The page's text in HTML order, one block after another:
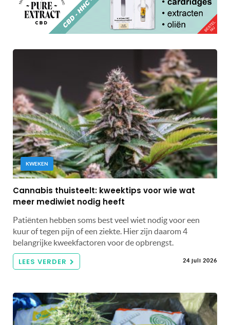
KWEKEN
Cannabis thuisteelt: kweektips voor wie wat
meer mediwiet nodig heeft
Patiënten hebben soms best veel wiet nodig voor een
kuur of tegen pijn of een ziekte. Hier zijn daarom 4
belangrijke kweekfactoren voor de opbrengst.
LEES VERDER 24 juli 2026